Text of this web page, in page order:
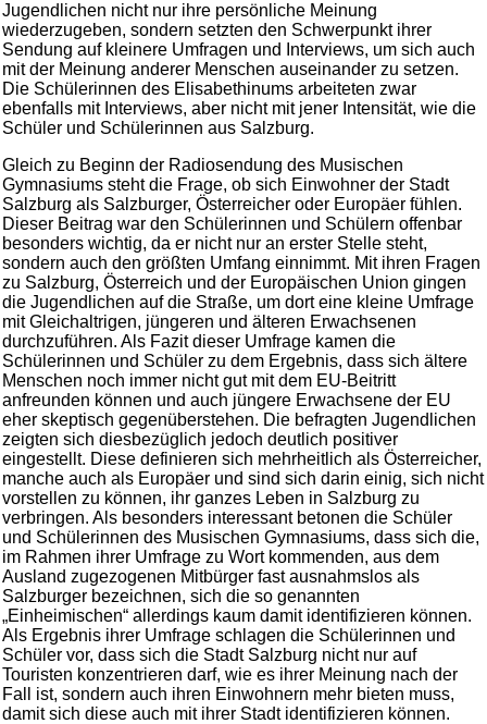
Jugendlichen nicht nur ihre persönliche Meinung
wiederzugeben, sondern setzten den Schwerpunkt ihrer
Sendung auf kleinere Umfragen und Interviews, um sich auch
mit der Meinung anderer Menschen auseinander zu setzen.
Die Schülerinnen des Elisabethinums arbeiteten zwar
ebenfalls mit Interviews, aber nicht mit jener Intensität, wie die
Schüler und Schülerinnen aus Salzburg.
Gleich zu Beginn der Radiosendung des Musischen
Gymnasiums steht die Frage, ob sich Einwohner der Stadt
Salzburg als Salzburger, Österreicher oder Europäer fühlen.
Dieser Beitrag war den Schülerinnen und Schülern offenbar
besonders wichtig, da er nicht nur an erster Stelle steht,
sondern auch den größten Umfang einnimmt. Mit ihren Fragen
zu Salzburg, Österreich und der Europäischen Union gingen
die Jugendlichen auf die Straße, um dort eine kleine Umfrage
mit Gleichaltrigen, jüngeren und älteren Erwachsenen
durchzuführen. Als Fazit dieser Umfrage kamen die
Schülerinnen und Schüler zu dem Ergebnis, dass sich ältere
Menschen noch immer nicht gut mit dem EU-Beitritt
anfreunden können und auch jüngere Erwachsene der EU
eher skeptisch gegenüberstehen. Die befragten Jugendlichen
zeigten sich diesbezüglich jedoch deutlich positiver
eingestellt. Diese definieren sich mehrheitlich als Österreicher,
manche auch als Europäer und sind sich darin einig, sich nicht
vorstellen zu können, ihr ganzes Leben in Salzburg zu
verbringen. Als besonders interessant betonen die Schüler
und Schülerinnen des Musischen Gymnasiums, dass sich die,
im Rahmen ihrer Umfrage zu Wort kommenden, aus dem
Ausland zugezogenen Mitbürger fast ausnahmslos als
Salzburger bezeichnen, sich die so genannten
„Einheimischen“ allerdings kaum damit identifizieren können.
Als Ergebnis ihrer Umfrage schlagen die Schülerinnen und
Schüler vor, dass sich die Stadt Salzburg nicht nur auf
Touristen konzentrieren darf, wie es ihrer Meinung nach der
Fall ist, sondern auch ihren Einwohnern mehr bieten muss,
damit sich diese auch mit ihrer Stadt identifizieren können.